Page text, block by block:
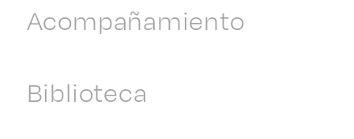
Acompañamiento
Biblioteca